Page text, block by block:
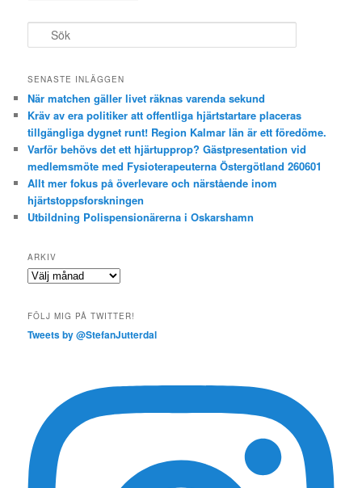
ö
SENASTE INLÄGGEN
När matchen gäller livet räknas varenda sekund
Kräv av era politiker att offentliga hjärtstartare placeras
tillgängliga dygnet runt! Region Kalmar län är ett föredöme.
Varför behövs det ett hjärtupprop? Gästpresentation vid
medlemsmöte med Fysioterapeuterna Östergötland 260601
Allt mer fokus på överlevare och närstående inom
hjärtstoppsforskningen
Utbildning Polispensionärerna i Oskarshamn
ARKIV
Arkiv
FÖLJ MIG PÅ TWITTER!
Tweets by @StefanJutterdal